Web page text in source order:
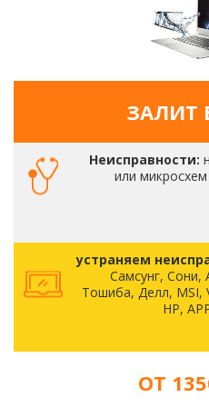
ЗАЛИТ
Неисправности:
или
устраняем
Самсунг, Сони,
Тошиба, Делл, MSI,
HP,
ОТ